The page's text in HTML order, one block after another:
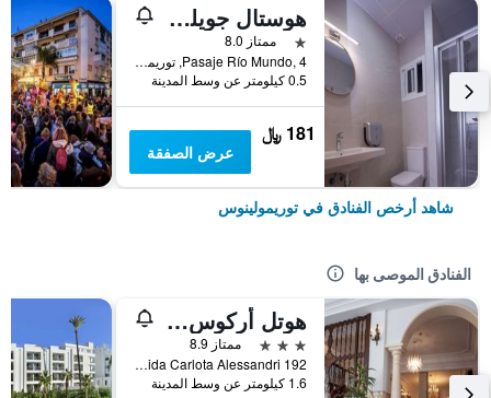
هوستال جويلوت
نجمة واحدة
ممتاز 8.0
Pasaje Río Mundo, 4, توريمولينوس, منطقة أندلوسيا, أسبانيا
0.5 كيلومتر عن وسط المدينة
181 ﷼
عرض الصفقة
شاهد أرخص الفنادق في توريمولينوس
الفنادق الموصى بها
هوتل أركوس دي مونتمار
3 نجوم
ممتاز 8.9
Avenida Carlota Alessandri 192, توريمولينوس, منطقة أندلوسيا, أسبانيا
1.6 كيلومتر عن وسط المدينة